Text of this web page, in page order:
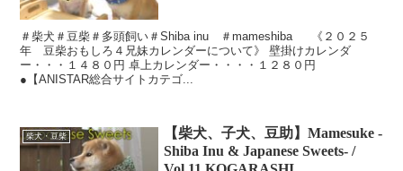
＃柴犬＃豆柴＃多頭飼い＃Shiba inu ＃mameshiba 《２０２５
年 豆柴おもしろ４兄妹カレンダーについて》 壁掛けカレンダ
ー・・・１４８０円 卓上カレンダー・・・・１２８０円
●【ANISTAR総合サイトカテゴ...
柴犬・豆柴
【柴犬、子犬、豆助】Mamesuke -
Shiba Inu & Japanese Sweets- /